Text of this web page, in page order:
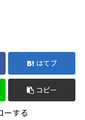
はてブ
コピー
する